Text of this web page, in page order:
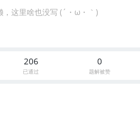
，这里啥也没写 (´・ω・｀)
206
已通过
0
题解被赞